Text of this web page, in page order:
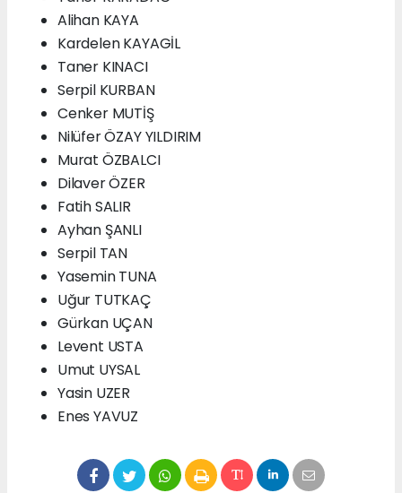
Alihan KAYA
Kardelen KAYAGİL
Taner KINACI
Serpil KURBAN
Cenker MUTİŞ
Nilüfer ÖZAY YILDIRIM
Murat ÖZBALCI
Dilaver ÖZER
Fatih SALIR
Ayhan ŞANLI
Serpil TAN
Yasemin TUNA
Uğur TUTKAÇ
Gürkan UÇAN
Levent USTA
Umut UYSAL
Yasin UZER
Enes YAVUZ